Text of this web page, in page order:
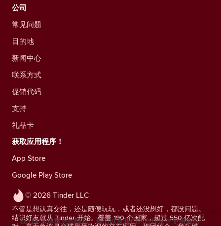
© 2026 Tinder LLC
不管是想认真交往，还是随便玩玩，或者还没想好，都没问题。
结识好友就从 Tinder 开始。覆盖 190 个国家，超过 550 亿次配
公司
常见问题
目的地
新闻中心
联系方式
促销代码
支持
礼品卡
获取应用程序！
App Store
Google Play Store
我们非常尊重您的隐私。我们以及我们的合作伙伴使用追踪